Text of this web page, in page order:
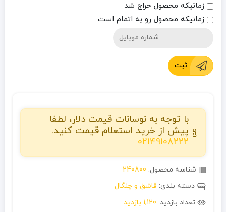
زمانیکه محصول حراج شد
زمانیکه محصول رو به اتمام است
ثبت
با توجه به نوسانات قیمت دلار، لطفا
پیش از خرید استعلام قیمت کنید.
02149108222
شناسه محصول: 240800
دسته بندی: قاشق و چنگال
تعداد بازدید: 1,120 بازدید